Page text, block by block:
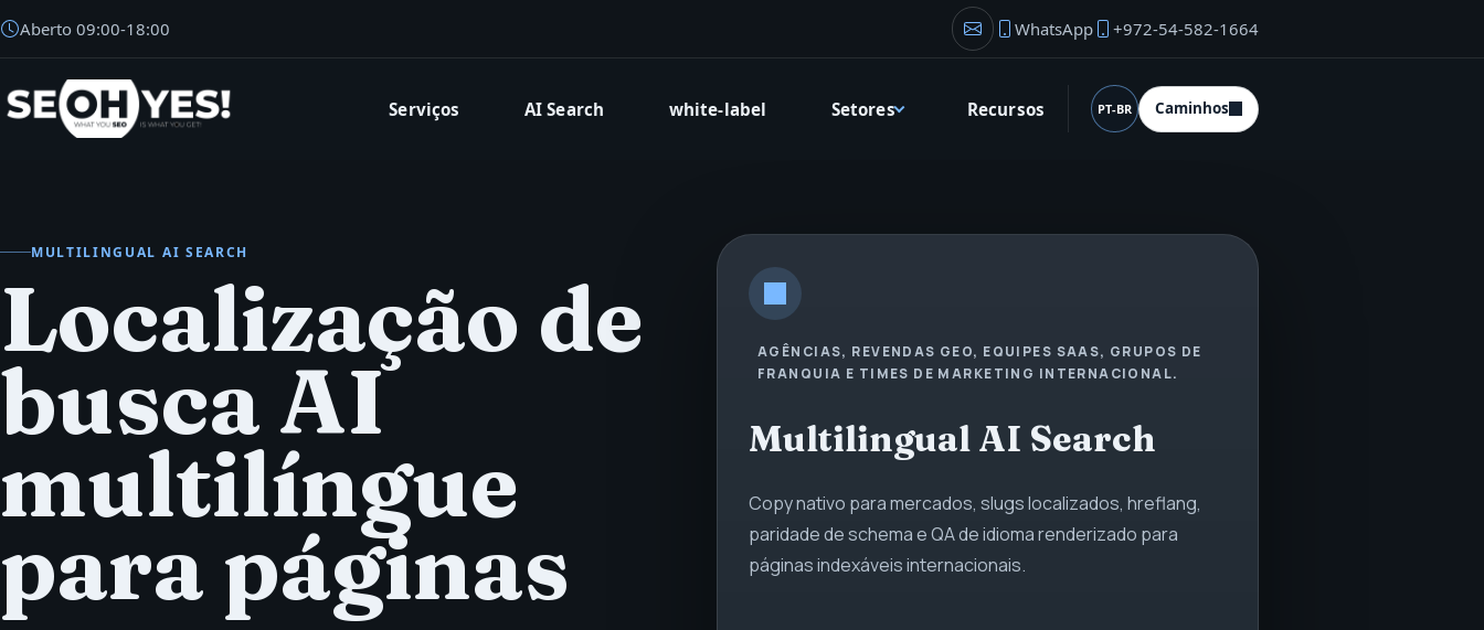
Aberto09:00-18:00 E-mail do fundador
WhatsApp +972-54-582-1664
SEOH Serviços AI Search white-label Setores Recursos Idioma (desktop)
PT-BR Caminhos
MULTILINGUAL AI SEARCH
Localização de
busca AI
multilíngue
para páginas
AGÊNCIAS, REVENDAS GEO, EQUIPES SAAS, GRUPOS DE
FRANQUIA E TIMES DE MARKETING INTERNACIONAL.
Multilingual AI Search
Copy nativo para mercados, slugs localizados, hreflang,
paridade de schema e QA de idioma renderizado para
páginas indexáveis internacionais.